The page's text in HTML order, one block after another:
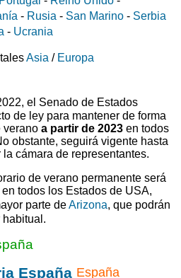
- Rusia - San Marino - Serbia
- Ucrania
Asia / Europa
el Senado de Estados
de ley para mantener de forma
verano a partir de 2023 en todos
obstante, seguirá vigente hasta
cámara de representantes.
de verano permanente será
todos los Estados de USA,
parte deArizona, que podrán
España